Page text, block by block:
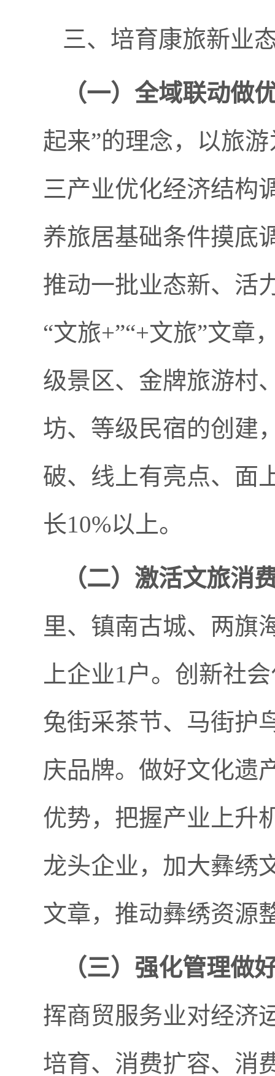
三、培育康旅新业
（一） 全域联动做
起来”的理念，以旅
三产业优化经济结构
养旅居基础条件摸底
推动一批业态新、活
“文旅+”“+文旅”文章
级景区、金牌旅游村
坊、等级民宿的创建
破、线上有亮点、面
长10%以上。
（二） 激活文旅消
里、镇南古城、两旗
上企业1户。创新社
兔街采茶节、马街护
庆品牌。做好文化遗
优势，把握产业上升
龙头企业，加大彝绣
文章，推动彝绣资源
（三） 强化管理做
挥商贸服务业对经济
培育、消费扩容、消